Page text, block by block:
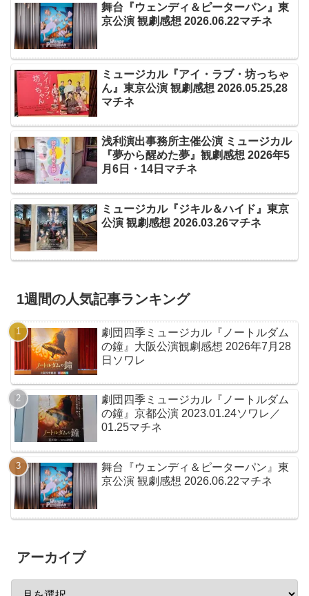
舞台『ウェンディ＆ピーターパン』東
京公演 観劇感想 2026.06.22マチネ
ミュージカル『アイ・ラブ・坊っちゃ
ん』東京公演 観劇感想 2026.05.25,28
マチネ
浅利演出事務所主催公演 ミュージカル
『夢から醒めた夢』観劇感想 2026年5
月6日・14日マチネ
ミュージカル『ジキル＆ハイド』東京
公演 観劇感想 2026.03.26マチネ
1週間の人気記事ランキング
劇団四季ミュージカル『ノートルダム
の鐘』大阪公演観劇感想 2026年7月28
日ソワレ
劇団四季ミュージカル『ノートルダム
の鐘』京都公演 2023.01.24ソワレ／
01.25マチネ
舞台『ウェンディ＆ピーターパン』東
京公演 観劇感想 2026.06.22マチネ
アーカイブ